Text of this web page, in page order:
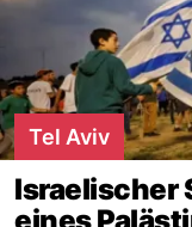
Tel Aviv
Israelischer